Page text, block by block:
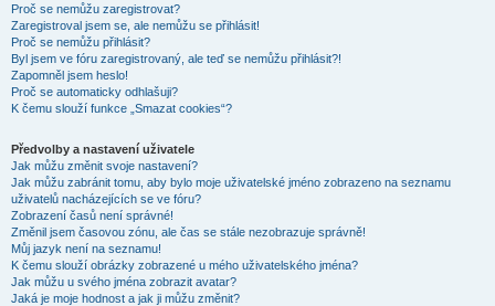
Proč se nemůžu zaregistrovat?
Zaregistroval jsem se, ale nemůžu se přihlásit!
Proč se nemůžu přihlásit?
Byl jsem ve fóru zaregistrovaný, ale teď se nemůžu přihlásit?!
Zapomněl jsem heslo!
Proč se automaticky odhlašuji?
K čemu slouží funkce „Smazat cookies“?
Předvolby a nastavení uživatele
Jak můžu změnit svoje nastavení?
Jak můžu zabránit tomu, aby bylo moje uživatelské jméno zobrazeno na seznamu
uživatelů nacházejících se ve fóru?
Zobrazení časů není správné!
Změnil jsem časovou zónu, ale čas se stále nezobrazuje správně!
Můj jazyk není na seznamu!
K čemu slouží obrázky zobrazené u mého uživatelského jména?
Jak můžu u svého jména zobrazit avatar?
Jaká je moje hodnost a jak ji můžu změnit?